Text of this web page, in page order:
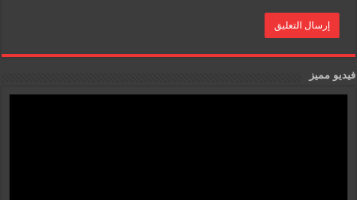
فيديو مميز